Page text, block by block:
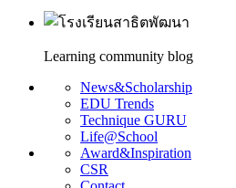
Learning community blog
News&Scholarship
EDU Trends
Technique GURU
Life@School
Award&Inspiration
CSR